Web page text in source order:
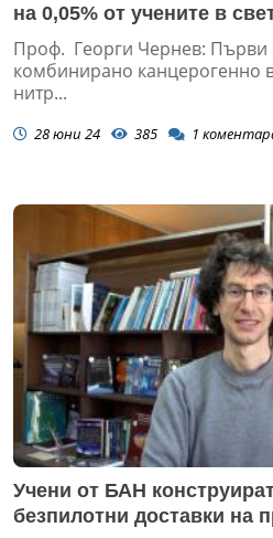
на 0,05% от учените в
Проф. Георги Чернев: Първи
комбинирано канцерогенно
нитр...
28 юни 24 385 1
Учени от БАН
безпилотни доставки на